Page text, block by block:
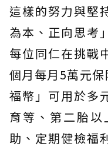
這樣的努力與堅
為本、正向思考
每位同仁在挑戰
個月每月5萬元
福幣」可用於多
育等、第二胎
助、定期健檢福